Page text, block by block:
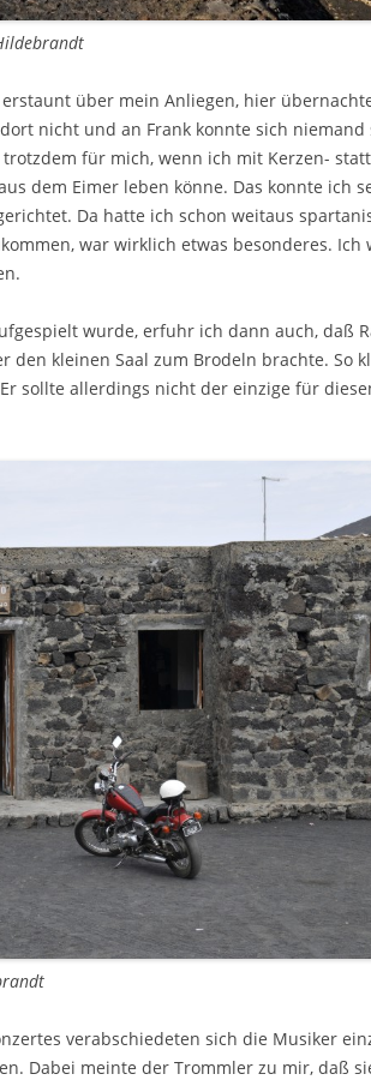
über mein Anliegen, hier
nicht und an Frank konnte sich niemand
für mich, wenn ich mit Kerzen- statt
dem Eimer leben könne. Das konnte ich
Da hatte ich schon weitaus
war wirklich etwas besonderes. Ich
wurde, erfuhr ich dann auch, daß
den kleinen Saal zum Brodeln brachte. So
sollte allerdings nicht der einzige für
verabschiedeten sich die Musiker
Dabei meinte der Trommler zu mir, daß